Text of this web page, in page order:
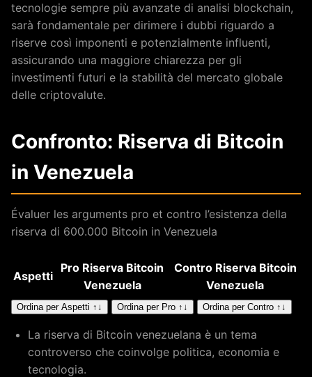
tecnologie sempre più avanzate di analisi blockchain,
sarà fondamentale per dirimere i dubbi riguardo a
riserve così imponenti e potenzialmente influenti,
assicurando una maggiore chiarezza per gli
investimenti futuri e la stabilità del mercato globale
delle criptovalute.
Confronto: Riserva di Bitcoin
in Venezuela
Évaluer les arguments pro et contro l’esistenza della
riserva di 600.000 Bitcoin in Venezuela
Tabella comparativa con aspetti e contro-
Aspetti
Pro Riserva Bitcoin
Venezuela
Contro Riserva Bitcoin
Venezuela
Ordina per Aspetti ↑↓ Ordina per Pro ↑↓ Ordina per Contro ↑↓
La riserva di Bitcoin venezuelana è un tema
controverso che coinvolge politica, economia e
tecnologia.